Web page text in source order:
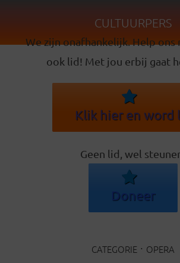
CULTUURPERS
We zijn onafhankelijk. Help ons
ook lid! Met jou erbij gaat
Klik hier en word
Geen lid, wel
Doneer
CATEGORIE OPERA